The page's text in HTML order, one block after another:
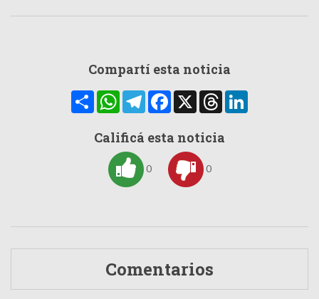
Compartí esta noticia
CompartirWhatsAppTelegramFacebook
X Threads
Calificá esta noticia
0 0
Comentarios